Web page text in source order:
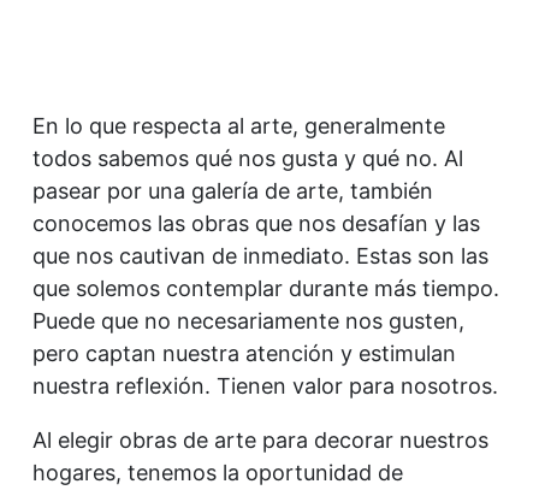
En lo que respecta al arte, generalmente
todos sabemos qué nos gusta y qué no. Al
pasear por una galería de arte, también
conocemos las obras que nos desafían y las
que nos cautivan de inmediato. Estas son las
que solemos contemplar durante más tiempo.
Puede que no necesariamente nos gusten,
pero captan nuestra atención y estimulan
nuestra reflexión. Tienen valor para nosotros.
Al elegir obras de arte para decorar nuestros
hogares, tenemos la oportunidad de